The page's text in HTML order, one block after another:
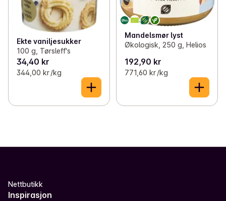
Ekte vaniljesukker
100 g, Tørsleff's
34,40 kr
344,00 kr /kg
Mandelsmør lyst
Økologisk, 250 g, Helios
192,90 kr
771,60 kr /kg
Nettbutikk
Inspirasjon